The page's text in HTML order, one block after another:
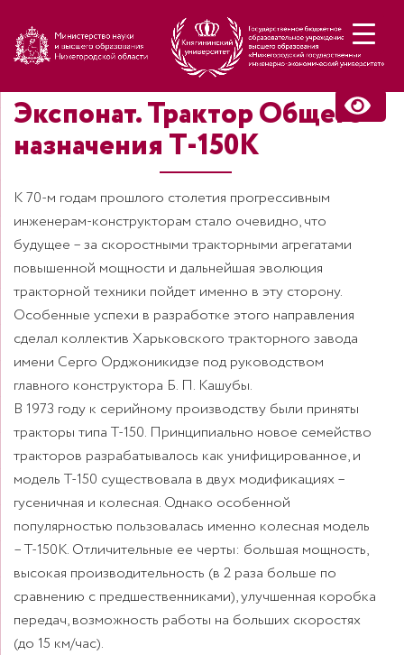
Экспонат. Трактор Общего
назначения Т-150К
К 70-м годам прошлого столетия прогрессивным
инженерам-конструкторам стало очевидно, что
будущее – за скоростными тракторными агрегатами
повышенной мощности и дальнейшая эволюция
тракторной техники пойдет именно в эту сторону.
Особенные успехи в разработке этого направления
сделал коллектив Харьковского тракторного завода
имени Серго Орджоникидзе под руководством
главного конструктора Б. П. Кашубы.
В 1973 году к серийному производству были приняты
тракторы типа Т-150. Принципиально новое семейство
тракторов разрабатывалось как унифицированное, и
модель Т-150 существовала в двух модификациях –
гусеничная и колесная. Однако особенной
популярностью пользовалась именно колесная модель
– Т-150К. Отличительные ее черты: большая мощность,
высокая производительность (в 2 раза больше по
сравнению с предшественниками), улучшенная коробка
передач, возможность работы на больших скоростях
(до 15 км/час).